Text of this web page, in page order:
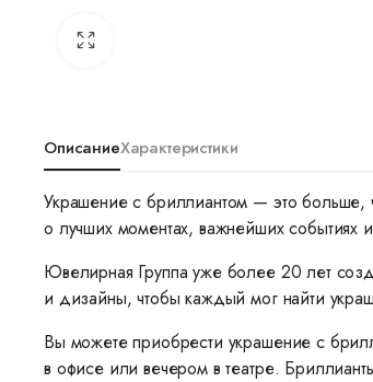
ОписаниеХарактеристики
Украшение с бриллиантом — это больше,
о лучших моментах, важнейших событиях
Ювелирная Группа уже более 20 лет
и дизайны, чтобы каждый мог найти
Вы можете приобрести украшение с
в офисе или вечером в театре.